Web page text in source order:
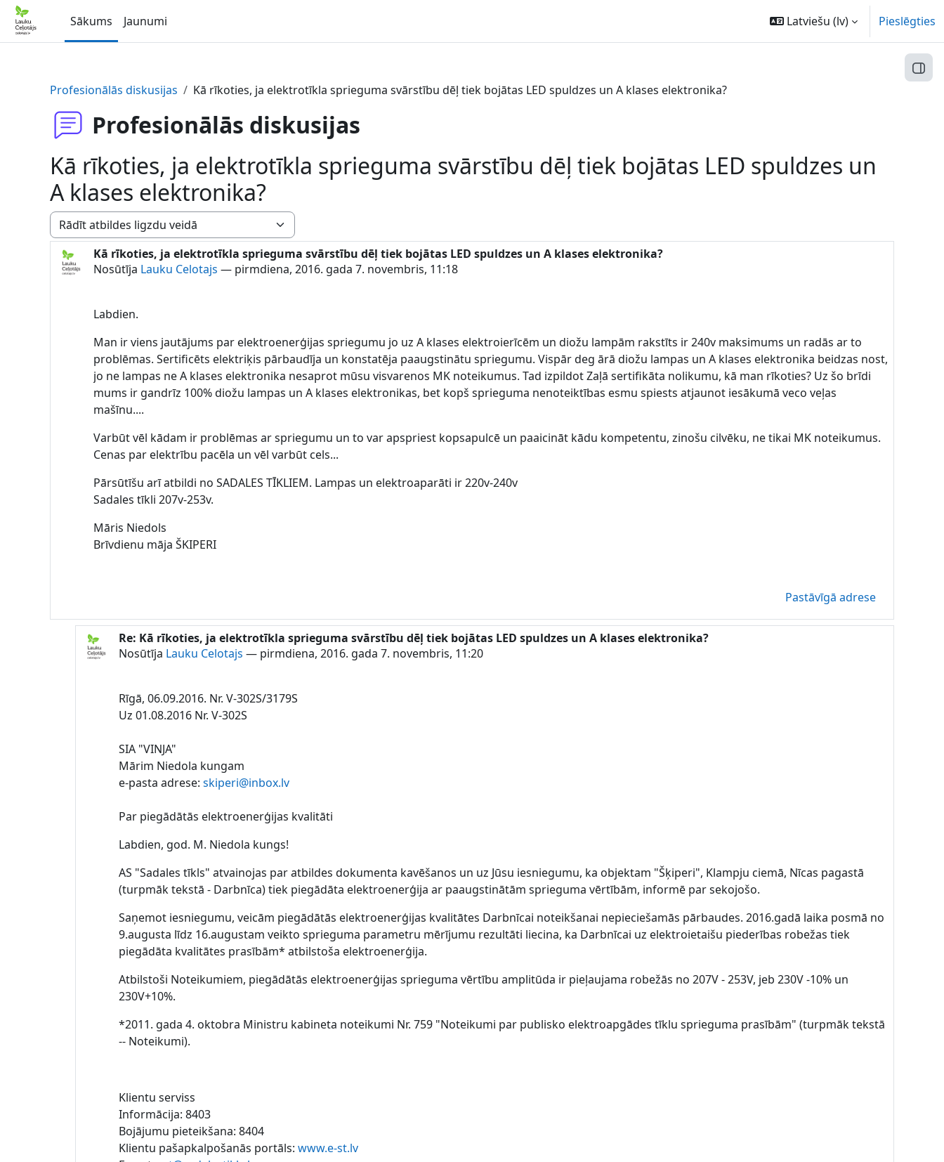
Atvērt galveno saturu
Sākums
Jaunumi Latviešu ‎(lv)‎ Pieslēgties
Profesionālās diskusijas
Kā rīkoties, ja elektrotīkla sprieguma svārstību dēļ tiek bojātas LED spuldzes un A klases elektronika?
Profesionālās diskusijas
Kā rīkoties, ja elektrotīkla sprieguma svārstību dēļ tiek bojātas LED spuldzes un
A klases elektronika?
Rādīšanas režīms
Kā rīkoties, ja elektrotīkla sprieguma svārstību dēļ tiek bojātas LED spuldzes un A klases elektronika?
Nosūtīja Lauku Celotajs — pirmdiena, 2016. gada 7. novembris, 11:18
Atbilžu skaits: 3
Labdien.
Man ir viens jautājums par elektroenerģijas spriegumu jo uz A klases elektroierīcēm un diožu lampām rakstīts ir 240v maksimums un radās ar to
problēmas. Sertificēts elektriķis pārbaudīja un konstatēja paaugstinātu spriegumu. Vispār deg ārā diožu lampas un A klases elektronika beidzas nost,
jo ne lampas ne A klases elektronika nesaprot mūsu visvarenos MK noteikumus. Tad izpildot Zaļā sertifikāta nolikumu, kā man rīkoties? Uz šo brīdi
mums ir gandrīz 100% diožu lampas un A klases elektronikas, bet kopš sprieguma nenoteiktības esmu spiests atjaunot iesākumā veco veļas
mašīnu....
Varbūt vēl kādam ir problēmas ar spriegumu un to var apspriest kopsapulcē un paaicināt kādu kompetentu, zinošu cilvēku, ne tikai MK noteikumus.
Cenas par elektrību pacēla un vēl varbūt cels...
Pārsūtīšu arī atbildi no SADALES TĪKLIEM. Lampas un elektroaparāti ir 220v-240v
Sadales tīkli 207v-253v.
Māris Niedols
Brīvdienu māja ŠKIPERI
Pastāvīgā adrese
Atbildot uz Lauku Celotajs
Re: Kā rīkoties, ja elektrotīkla sprieguma svārstību dēļ tiek bojātas LED spuldzes un A klases elektronika?
Nosūtīja Lauku Celotajs — pirmdiena, 2016. gada 7. novembris, 11:20
Rīgā, 06.09.2016. Nr. V-302S/3179S
Uz 01.08.2016 Nr. V-302S
SIA "VINJA"
Mārim Niedola kungam
e-pasta adrese:skiperi@inbox.lv
Par piegādātās elektroenerģijas kvalitāti
Labdien, god. M. Niedola kungs!
AS "Sadales tīkls" atvainojas par atbildes dokumenta kavēšanos un uz Jūsu iesniegumu, ka objektam "Šķiperi", Klampju ciemā, Nīcas pagastā
(turpmāk tekstā - Darbnīca) tiek piegādāta elektroenerģija ar paaugstinātām sprieguma vērtībām, informē par sekojošo.
Saņemot iesniegumu, veicām piegādātās elektroenerģijas kvalitātes Darbnīcai noteikšanai nepieciešamās pārbaudes. 2016.gadā laika posmā no
9.augusta līdz 16.augustam veikto sprieguma parametru mērījumu rezultāti liecina, ka Darbnīcai uz elektroietaišu piederības robežas tiek
piegādāta kvalitātes prasībām* atbilstoša elektroenerģija.
Atbilstoši Noteikumiem, piegādātās elektroenerģijas sprieguma vērtību amplitūda ir pieļaujama robežās no 207V - 253V, jeb 230V -10% un
230V+10%.
*2011. gada 4. oktobra Ministru kabineta noteikumi Nr. 759 "Noteikumi par publisko elektroapgādes tīklu sprieguma prasībām" (turpmāk tekstā
-- Noteikumi).
Klientu serviss
Informācija: 8403
Bojājumu pieteikšana: 8404
Klientu pašapkalpošanās portāls:www.e-st.lv